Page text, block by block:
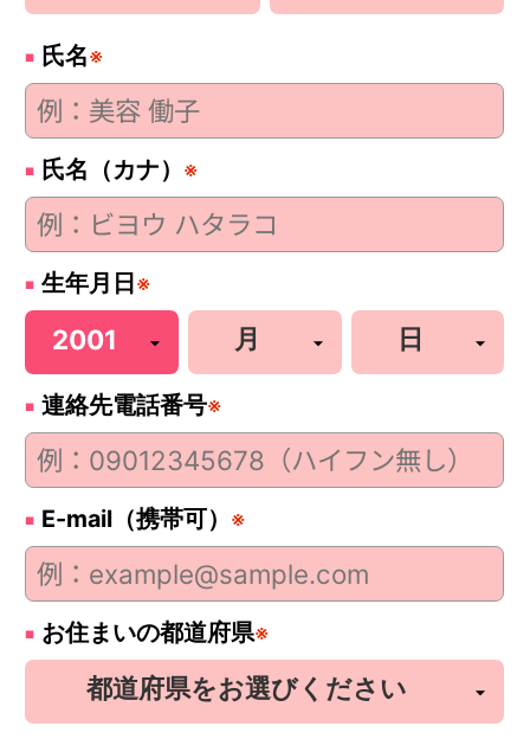
氏名※
氏名（カナ） ※
生年月日 ※
連絡先電話番号※
E-mail（携帯可） ※
お住まいの都道府県※